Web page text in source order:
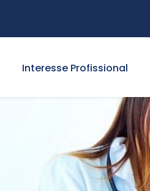
Interesse Profissional